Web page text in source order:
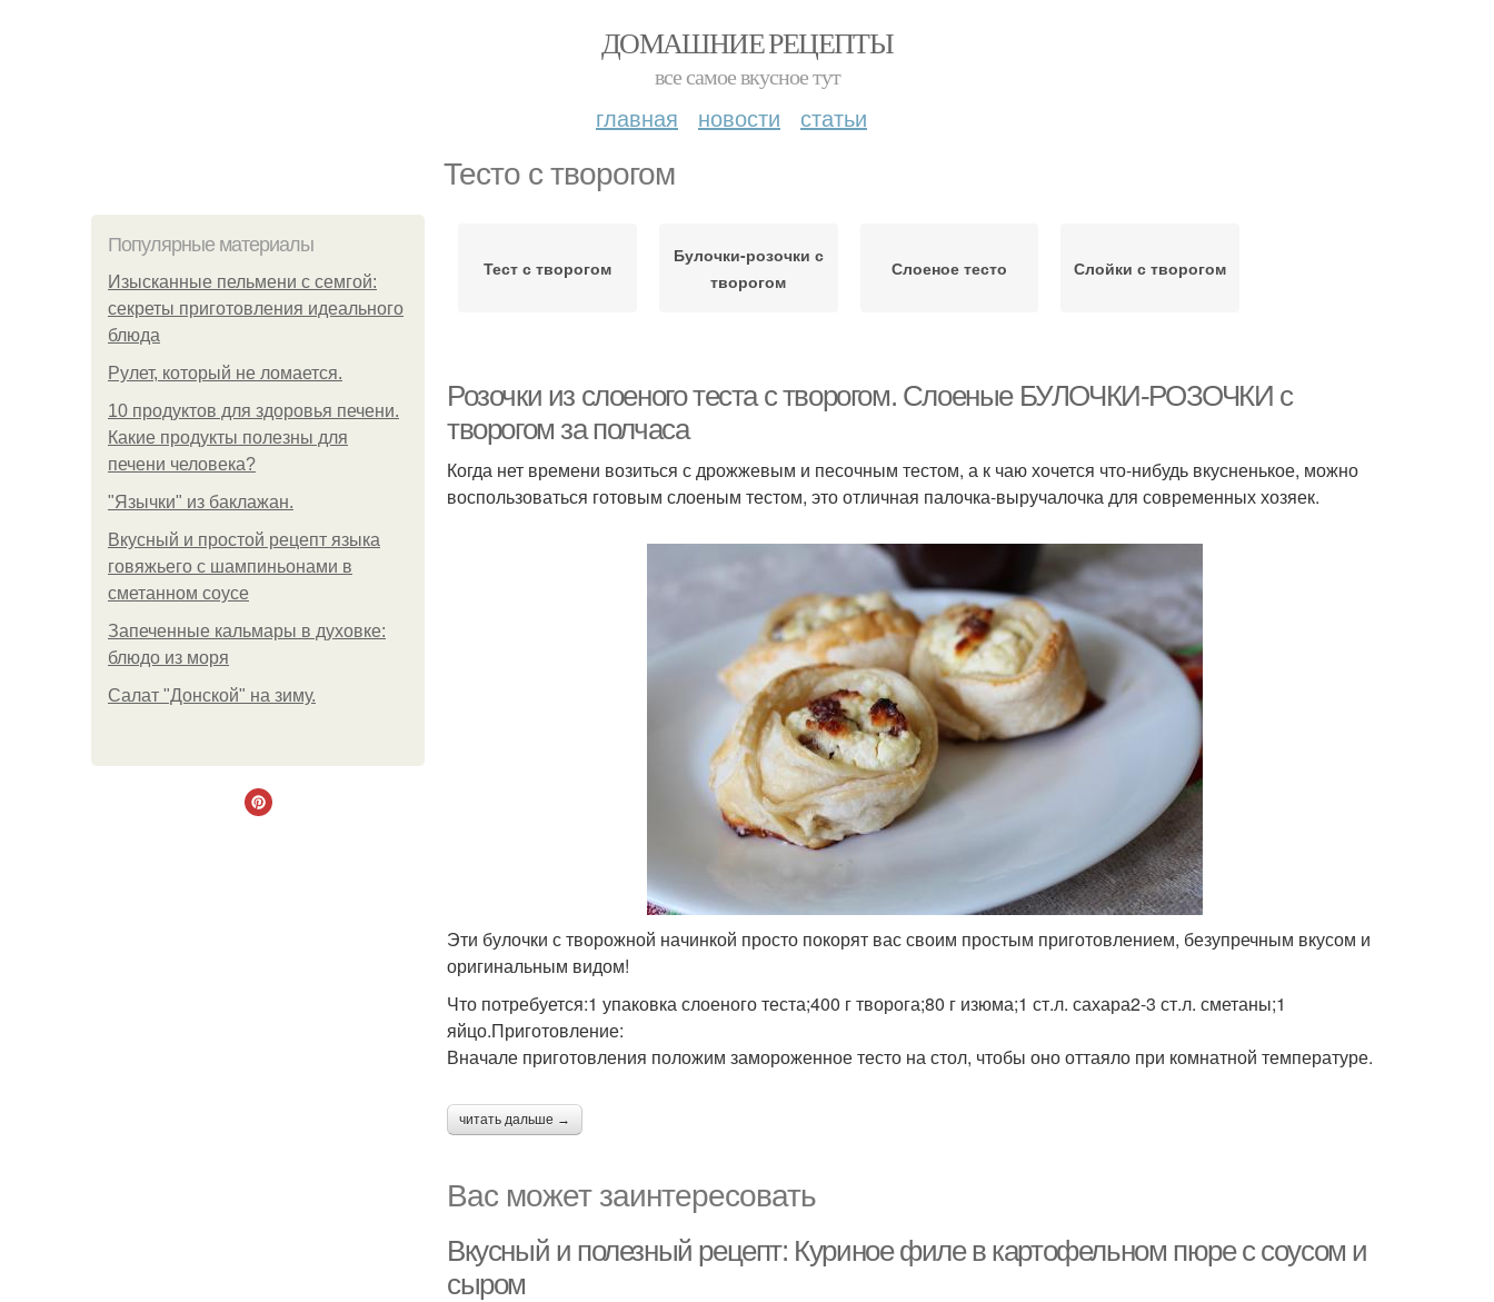
ДОМАШНИЕ РЕЦЕПТЫ
все самое вкусное тут
главная новости статьи
Тесто с творогом
Популярные материалы
Изысканные пельмени с семгой:
секреты приготовления идеального
блюда
Рулет, который не ломается.
10 продуктов для здоровья печени.
Какие продукты полезны для
печени человека?
"Язычки" из баклажан.
Вкусный и простой рецепт языка
говяжьего с шампиньонами в
сметанном соусе
Запеченные кальмары в духовке:
блюдо из моря
Салат "Донской" на зиму.
Тест с творогом
Булочки-розочки с
творогом
Слоеное тесто Слойки с творогом
Розочки из слоеного теста с творогом. Слоеные БУЛОЧКИ-РОЗОЧКИ с
творогом за полчаса
Когда нет времени возиться с дрожжевым и песочным тестом, а к чаю хочется что-нибудь вкусненькое, можно
воспользоваться готовым слоеным тестом, это отличная палочка-выручалочка для современных хозяек.
Эти булочки с творожной начинкой просто покорят вас своим простым приготовлением, безупречным вкусом и
оригинальным видом!
Что потребуется:1 упаковка слоеного теста;400 г творога;80 г изюма;1 ст.л. сахара2-3 ст.л. сметаны;1
яйцо.Приготовление:
Вначале приготовления положим замороженное тесто на стол, чтобы оно оттаяло при комнатной температуре.
читать дальше →
Вас может заинтересовать
Вкусный и полезный рецепт: Куриное филе в картофельном пюре с соусом и
сыром